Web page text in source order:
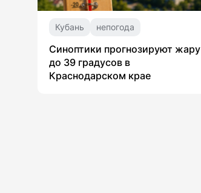
Кубань непогода
Синоптики прогнозируют жару
до 39 градусов в
Краснодарском крае